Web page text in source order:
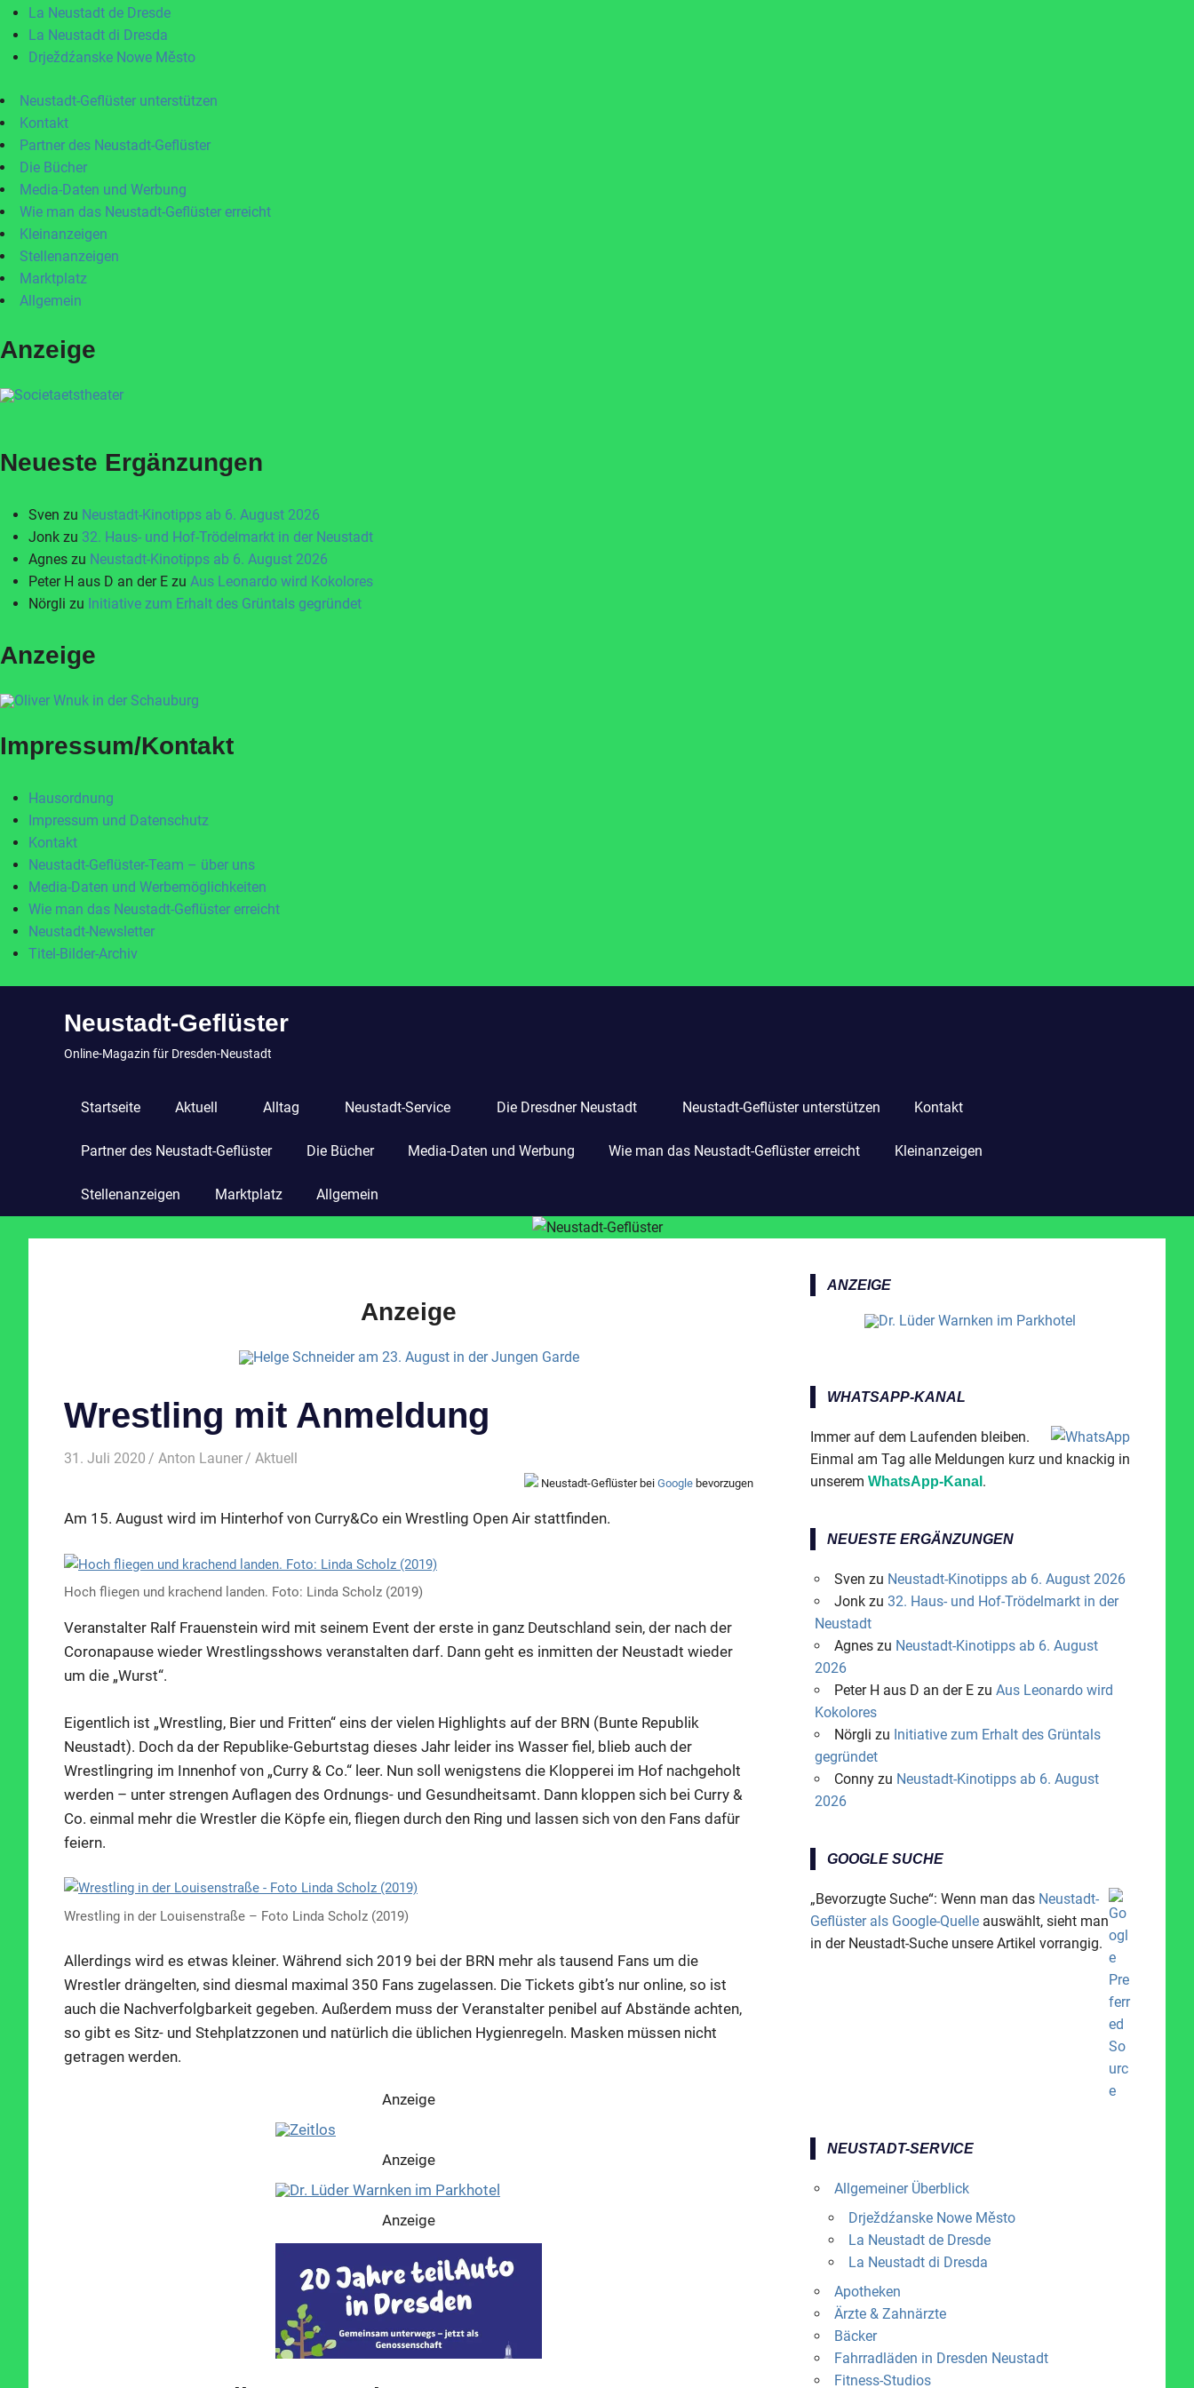
La Neustadt de Dresde
La Neustadt di Dresda
Drježdźanske Nowe Město
Neustadt-Geflüster unterstützen
Kontakt
Partner des Neustadt-Geflüster
Die Bücher
Media-Daten und Werbung
Wie man das Neustadt-Geflüster erreicht
Kleinanzeigen
Stellenanzeigen
Marktplatz
Allgemein
Anzeige
Neueste Ergänzungen
Sven zu Neustadt-Kinotipps ab 6. August 2026
Jonk zu 32. Haus- und Hof-Trödelmarkt in der Neustadt
Agnes zu Neustadt-Kinotipps ab 6. August 2026
Peter H aus D an der E zu Aus Leonardo wird Kokolores
Nörgli zu Initiative zum Erhalt des Grüntals gegründet
Anzeige
Impressum/Kontakt
Hausordnung
Impressum und Datenschutz
Kontakt
Neustadt-Geflüster-Team – über uns
Media-Daten und Werbemöglichkeiten
Wie man das Neustadt-Geflüster erreicht
Neustadt-Newsletter
Titel-Bilder-Archiv
Neustadt-Geflüster
Online-Magazin für Dresden-Neustadt
Startseite Aktuell Alltag Neustadt-Service Die Dresdner Neustadt Neustadt-Geflüster unterstützen Kontakt
Partner des Neustadt-Geflüster Die Bücher Media-Daten und Werbung Wie man das Neustadt-Geflüster erreicht Kleinanzeigen
Stellenanzeigen Marktplatz Allgemein
Anzeige
Wrestling mit Anmeldung
31. Juli 2020 Anton Launer Aktuell
Neustadt-Geflüster bei Google bevorzugen
Am 15. August wird im Hinterhof von Curry&Co ein Wrestling Open Air stattfinden.
Hoch fliegen und krachend landen. Foto: Linda Scholz (2019)
Veranstalter Ralf Frauenstein wird mit seinem Event der erste in ganz Deutschland sein, der nach der
Coronapause wieder Wrestlingsshows veranstalten darf. Dann geht es inmitten der Neustadt wieder
um die „Wurst“.
Eigentlich ist „Wrestling, Bier und Fritten“ eins der vielen Highlights auf der BRN (Bunte Republik
Neustadt). Doch da der Republike-Geburtstag dieses Jahr leider ins Wasser fiel, blieb auch der
Wrestlingring im Innenhof von „Curry & Co.“ leer. Nun soll wenigstens die Klopperei im Hof nachgeholt
werden – unter strengen Auflagen des Ordnungs- und Gesundheitsamt. Dann kloppen sich bei Curry &
Co. einmal mehr die Wrestler die Köpfe ein, fliegen durch den Ring und lassen sich von den Fans dafür
feiern.
Wrestling in der Louisenstraße – Foto Linda Scholz (2019)
Allerdings wird es etwas kleiner. Während sich 2019 bei der BRN mehr als tausend Fans um die
Wrestler drängelten, sind diesmal maximal 350 Fans zugelassen. Die Tickets gibt’s nur online, so ist
auch die Nachverfolgbarkeit gegeben. Außerdem muss der Veranstalter penibel auf Abstände achten,
so gibt es Sitz- und Stehplatzzonen und natürlich die üblichen Hygienregeln. Masken müssen nicht
getragen werden.
Anzeige
Anzeige
Anzeige
ANZEIGE
WHATSAPP-KANAL
Immer auf dem Laufenden bleiben.
Einmal am Tag alle Meldungen kurz und knackig in
unserem WhatsApp-Kanal .
NEUESTE ERGÄNZUNGEN
Sven zu Neustadt-Kinotipps ab 6. August 2026
Jonkzu 32. Haus- und Hof-Trödelmarkt in der
Neustadt
Agneszu Neustadt-Kinotipps ab 6. August
2026
Peter H aus D an der Ezu Aus Leonardo wird
Kokolores
Nörgli zu Initiative zum Erhalt des Grüntals
gegründet
Connyzu Neustadt-Kinotipps ab 6. August
2026
GOOGLE SUCHE
„Bevorzugte Suche“: Wenn man das Neustadt-
Geflüster als Google-Quelle auswählt, sieht man
in der Neustadt-Suche unsere Artikel vorrangig.
NEUSTADT-SERVICE
Allgemeiner Überblick
Drježdźanske Nowe Město
La Neustadt de Dresde
La Neustadt di Dresda
Apotheken
Ärzte & Zahnärzte
Bäcker
Fahrradläden in Dresden Neustadt
Fitness-Studios